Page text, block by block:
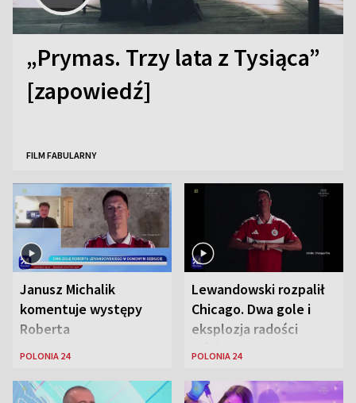
„Prymas. Trzy lata z Tysiąca”
[zapowiedź]
FILM FABULARNY
Janusz Michalik
komentuje występy
Roberta
Lewandowskiego w
Zjednoczonych
POLONIA 24
Lewandowski rozpalił
Chicago. Dwa gole i
eksplozja radości
wśród Polonii
POLONIA 24